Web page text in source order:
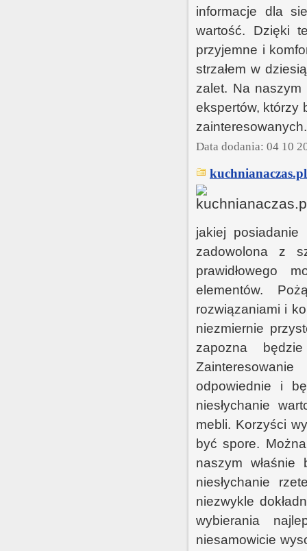
informacje dla
wartość. Dzięki
przyjemne i
strzałem w
zalet. Na
ekspertów, którzy
zainteresowanych.
Data dodania: 04 10
jakiej posiadanie
zadowolona z
prawidłowego
elementów.
rozwiązaniami i
niezmiernie
zapozna
odpowiednie i
niesłychanie
mebli. Korzyści
być spore.
naszym
niesłychanie
niezwykle
wybierania
niesamowicie